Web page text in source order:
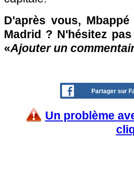
D'après vous,
Madrid ? N'hésitez
«Ajouter un
Partager sur
Un problème